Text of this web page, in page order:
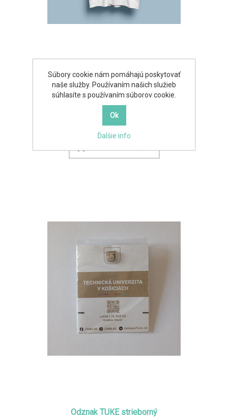
Tričko Hlavná budova biele
Odznak TUKE strieborný
Súbory cookie nám pomáhajú poskytovať
naše služby. Používaním našich služieb
súhlasíte s používaním súborov cookie.
Ďalšie info